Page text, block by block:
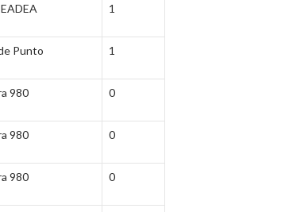
1
Punto 1
980 0
980 0
980 0